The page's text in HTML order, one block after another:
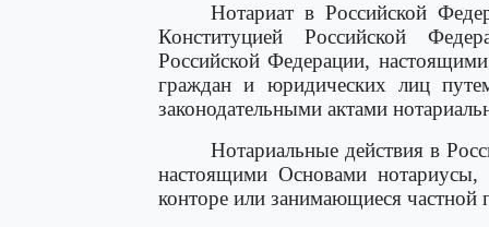
Нотариат в Российской
Конституцией Российской
Российской Федерации,
граждан и юридических лиц
законодательными актами
Нотариальные действия в
настоящими Основами нотариусы,
конторе или занимающиеся частной